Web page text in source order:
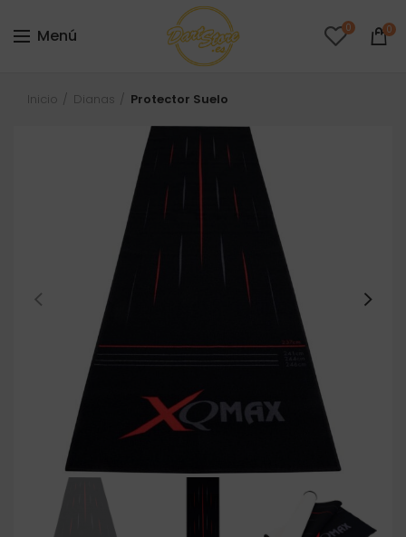
Menú 0 0
Inicio Dianas Protector Suelo